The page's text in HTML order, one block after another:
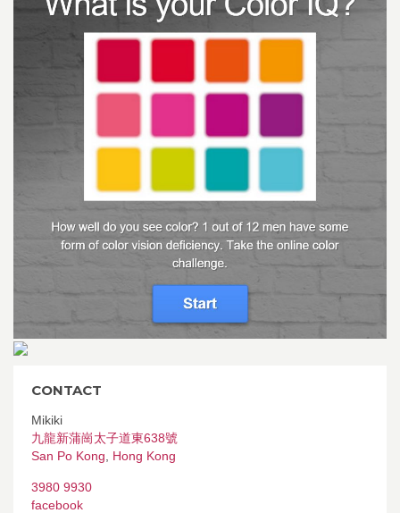
CONTACT
Mikiki
九龍新蒲崗太子道東638號
San Po Kong
Hong Kong
3980 9930
facebook